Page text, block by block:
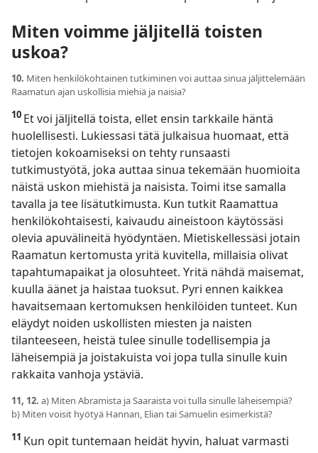
Miten voimme jäljitellä toisten
uskoa?
10. Miten henkilökohtainen tutkiminen voi auttaa sinua jäljittelemään
Raamatun ajan uskollisia miehiä ja naisia?
10 Et voi jäljitellä toista, ellet ensin tarkkaile häntä
huolellisesti. Lukiessasi tätä julkaisua huomaat, että
tietojen kokoamiseksi on tehty runsaasti
tutkimustyötä, joka auttaa sinua tekemään huomioita
näistä uskon miehistä ja naisista. Toimi itse samalla
tavalla ja tee lisätutkimusta. Kun tutkit Raamattua
henkilökohtaisesti, kaivaudu aineistoon käytössäsi
olevia apuvälineitä hyödyntäen. Mietiskellessäsi jotain
Raamatun kertomusta yritä kuvitella, millaisia olivat
tapahtumapaikat ja olosuhteet. Yritä nähdä maisemat,
kuulla äänet ja haistaa tuoksut. Pyri ennen kaikkea
havaitsemaan kertomuksen henkilöiden tunteet. Kun
eläydyt noiden uskollisten miesten ja naisten
tilanteeseen, heistä tulee sinulle todellisempia ja
läheisempiä ja joistakuista voi jopa tulla sinulle kuin
rakkaita vanhoja ystäviä.
11, 12. a) Miten Abramista ja Saaraista voi tulla sinulle läheisempiä?
b) Miten voisit hyötyä Hannan, Elian tai Samuelin esimerkistä?
11 Kun opit tuntemaan heidät hyvin, haluat varmasti